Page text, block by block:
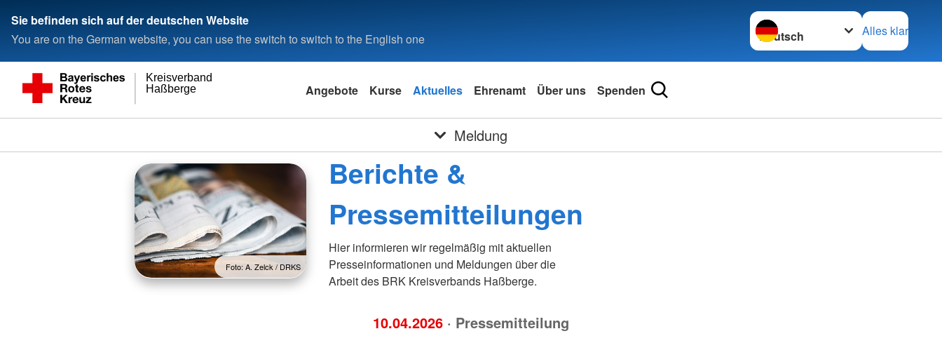
Sie befinden sich auf der deutschen Website
You are on the German website, you can use the switch to switch to the English one
Sprache wechseln zu
Alles klar
Haßberge
Kreisverband
Angebote Kurse Aktuelles Ehrenamt Über uns Spenden
Meldung
Foto: A. Zelck / DRKS
Berichte &
Pressemitteilungen
Hier informieren wir regelmäßig mit aktuellen
Presseinformationen und Meldungen über die
Arbeit des BRK Kreisverbands Haßberge.
10.04.2026 · Pressemitteilung